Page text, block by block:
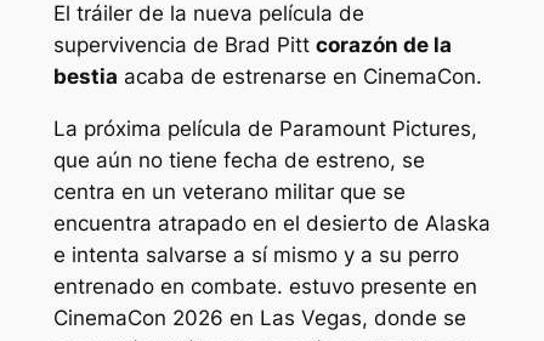
El tráiler de la nueva película de
supervivencia de Brad Pitt corazón de la
bestia acaba de estrenarse en CinemaCon.
La próxima película de Paramount Pictures,
que aún no tiene fecha de estreno, se
centra en un veterano militar que se
encuentra atrapado en el desierto de Alaska
e intenta salvarse a sí mismo y a su perro
entrenado en combate. estuvo presente en
CinemaCon 2026 en Las Vegas, donde se